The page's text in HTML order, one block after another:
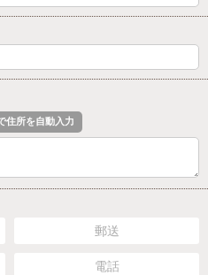
郵送
電話